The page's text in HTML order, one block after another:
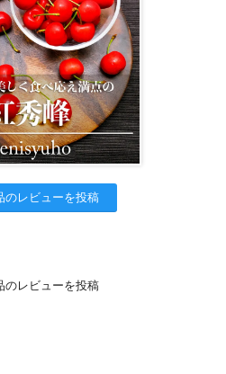
のレビューを投稿
のレビューを投稿